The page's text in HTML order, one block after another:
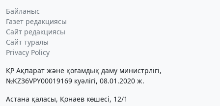
Байланыс
Газет редакциясы
Сайт редакциясы
Сайт туралы
Privacy Policy
ҚР Ақпарат және қоғамдық даму министрлігі,
№KZ36VPY00019169 куәлігі, 08.01.2020 ж.
Астана қаласы, Қонаев көшесі, 12/1